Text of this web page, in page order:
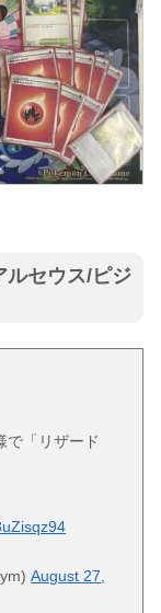
ルセウス/ピジ
で「リザード
August 27,